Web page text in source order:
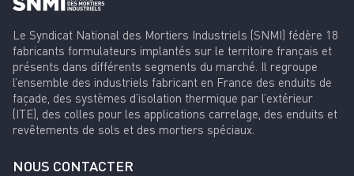
Le Syndicat National des Mortiers Industriels (SNMI) fédère 18
fabricants formulateurs implantés sur le territoire français et
présents dans différents segments du marché. Il regroupe
l’ensemble des industriels fabricant en France des enduits de
façade, des systèmes d’isolation thermique par l’extérieur
(ITE), des colles pour les applications carrelage, des enduits et
revêtements de sols et des mortiers spéciaux.
NOUS CONTACTER